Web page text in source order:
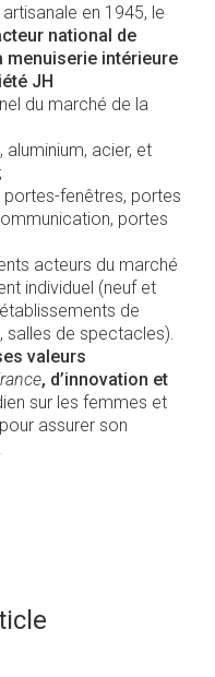
en 1945, le
national de
menuiserie intérieure
JH
du marché de la
acier, et
fenêtres, portes
portes
acteurs du marché
individuel (neuf et
de
de spectacles).
valeurs
, d’innovation et
sur les femmes et
assurer son